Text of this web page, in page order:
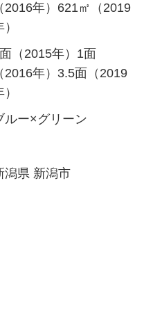
2016年）621㎡（2019
（2015年）1面
2016年）3.5面（2019
ルー×グリーン
潟県 新潟市